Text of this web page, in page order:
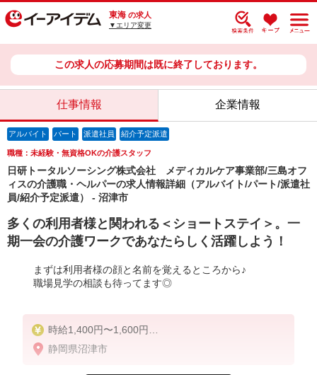
東海 の求人
▼エリア変更
この求人の応募期間は既に終了しております。
仕事情報 企業情報
アルバイト パート 派遣社員 紹介予定派遣
職種：未経験・無資格OKの介護スタッフ
日研トータルソーシング株式会社 メディカルケア事業部/三島オフ
ィスの介護職・ヘルパーの求人情報詳細（アルバイト/パート/派遣社
員/紹介予定派遣） - 沼津市
多くの利用者様と関われる＜ショートステイ＞。一
期一会の介護ワークであなたらしく活躍しよう！
まずは利用者様の顔と名前を覚えるところから♪
職場見学の相談も待ってます◎
時給1,400円〜1,600円
★週払いOK（規定あり）
静岡県沼津市